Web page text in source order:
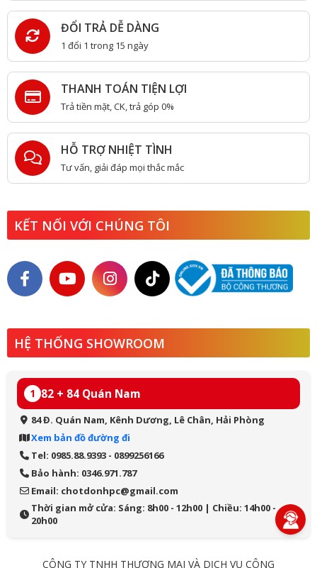
ĐỔI TRẢ DỄ DÀNG
1 đổi 1 trong 15 ngày
THANH TOÁN TIỆN LỢI
Trả tiền mặt, CK, trả góp 0%
HỖ TRỢ NHIỆT TÌNH
Tư vấn, giải đáp mọi thắc mắc
KẾT NỐI VỚI CHÚNG TÔI
HỆ THỐNG SHOWROOM
1 82 + 84 Quán Nam
84 Đ. Quán Nam, Kênh Dương, Lê Chân, Hải Phòng
Xem bản đồ đường đi
Tel: 0985.88.9393 - 0899256166
Bảo hành: 0346.971.787
Email: chotdonhpc@gmail.com
Thời gian mở cửa: Sáng: 8h00 - 12h00 | Chiều: 14h00 -
20h00
CÔNG TY TNHH THƯƠNG MẠI VÀ DỊCH VỤ CÔNG